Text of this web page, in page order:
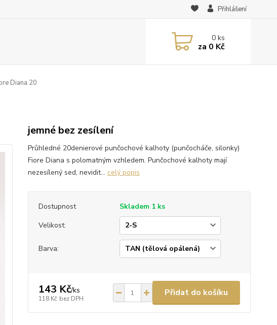
Přihlášení
0ks
za 0 Kč
Diana 20
jemné bez zesílení
Průhledné 20denierové punčochové kalhoty (punčocháče, silonky)
Fiore Diana s polomatným vzhledem. Punčochové kalhoty mají
nezesílený sed, nevidit... celý popis
Dostupnost
Skladem 1 ks
Velikost:
Barva:
143 Kč/ks
118 Kč bez DPH
Přidat do košíku